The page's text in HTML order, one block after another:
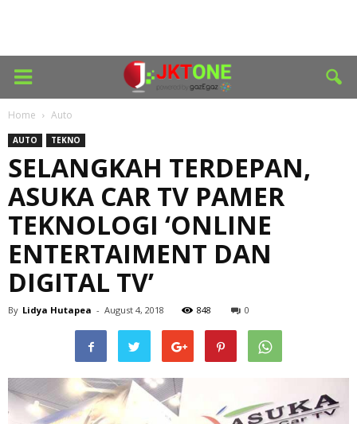
Home Auto
AUTO TEKNO
SELANGKAH TERDEPAN,
ASUKA CAR TV PAMER
TEKNOLOGI ‘ONLINE
ENTERTAIMENT DAN
DIGITAL TV’
By Lidya Hutapea - August 4, 2018 848 0